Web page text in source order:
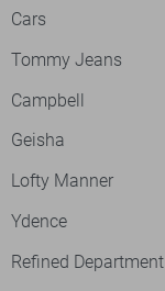
Cars
Tommy Jeans
Campbell
Geisha
Lofty Manner
Ydence
Refined Department